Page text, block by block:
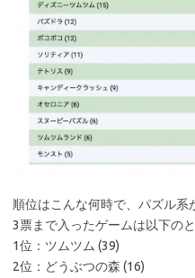
順位はこんな何時で、パズル
3票まで入ったゲームは以下のと
1位：ツムツム (39)
2位：どうぶつの森 (16)